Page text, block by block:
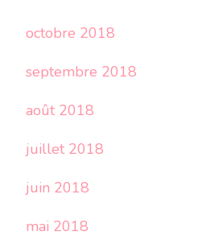
octobre 2018
septembre 2018
août 2018
juillet 2018
juin 2018
mai 2018